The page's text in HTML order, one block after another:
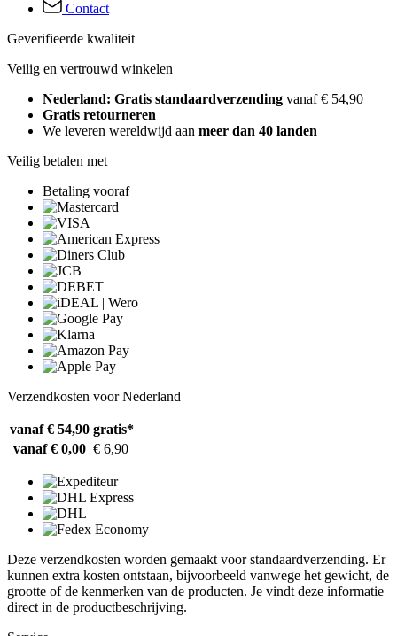
Contact
Geverifieerde kwaliteit
Veilig en vertrouwd winkelen
Nederland: Gratis standaardverzending vanaf € 54,90
Gratis retourneren
We leveren wereldwijd aan meer dan 40 landen
Veilig betalen met
Betaling vooraf
Verzendkosten voor Nederland
vanaf € 54,90 gratis*
vanaf € 0,00 € 6,90
Deze verzendkosten worden gemaakt voor standaardverzending. Er
kunnen extra kosten ontstaan, bijvoorbeeld vanwege het gewicht, de
grootte of de kenmerken van de producten. Je vindt deze informatie
direct in de productbeschrijving.